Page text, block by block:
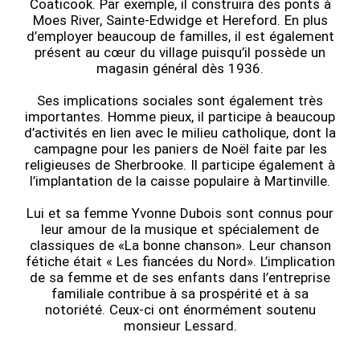
Coaticook. Par exemple, il construira des ponts à
Moes River, Sainte-Edwidge et Hereford. En plus
d’employer beaucoup de familles, il est également
présent au cœur du village puisqu’il possède un
magasin général dès 1936.
Ses implications sociales sont également très
importantes. Homme pieux, il participe à beaucoup
d’activités en lien avec le milieu catholique, dont la
campagne pour les paniers de Noël faite par les
religieuses de Sherbrooke. Il participe également à
l’implantation de la caisse populaire à Martinville.
Lui et sa femme Yvonne Dubois sont connus pour
leur amour de la musique et spécialement de
classiques de «La bonne chanson». Leur chanson
fétiche était « Les fiancées du Nord». L’implication
de sa femme et de ses enfants dans l’entreprise
familiale contribue à sa prospérité et à sa
notoriété. Ceux-ci ont énormément soutenu
monsieur Lessard.